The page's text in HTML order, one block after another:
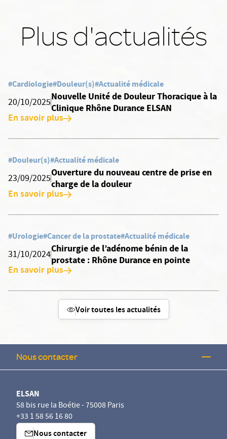
Plus d'actualités
#Cardiologie#Douleur(s)#Actualité médicale
20/10/2025
Nouvelle Unité de Douleur Thoracique à la
Clinique Rhône Durance ELSAN
En savoir plus
#Douleur(s)#Actualité médicale
23/09/2025
Ouverture du nouveau centre de prise en
charge de la douleur
En savoir plus
#Urologie#Cancer de la prostate#Actualité médicale
31/10/2024
Chirurgie de l’adénome bénin de la
prostate : Rhône Durance en pointe
En savoir plus
Voir toutes les actualités
Nous contacter
ELSAN
58 bis rue la Boétie - 75008 Paris
+33 1 58 56 16 80
Nous contacter